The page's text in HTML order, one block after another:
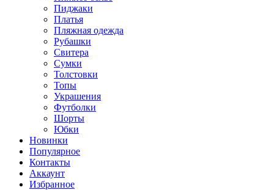
Пиджаки
Платья
Пляжная одежда
Рубашки
Свитера
Сумки
Толстовки
Топы
Украшения
Футболки
Шорты
Юбки
Новинки
Популярное
Контакты
Аккаунт
Избранное